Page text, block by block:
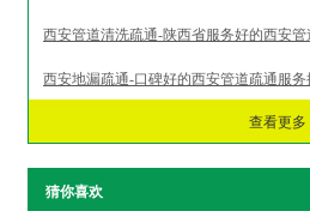
西安管道清洗疏通-陕西省服务好的西安
西安地漏疏通-口碑好的西安管道疏通服务
查看更多
猜你喜欢